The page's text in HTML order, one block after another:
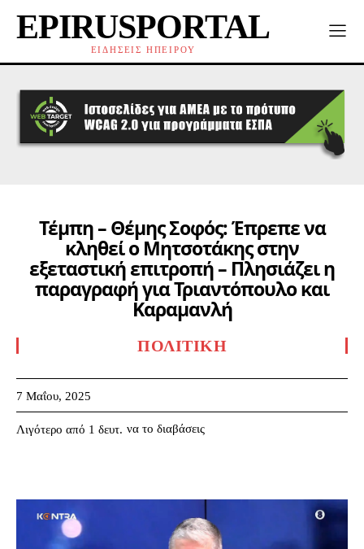
EPIRUSPORTAL
ΕΙΔΗΣΕΙΣ ΗΠΕΙΡΟΥ
Τέμπη – Θέμης Σοφός: Έπρεπε να
κληθεί ο Μητσοτάκης στην
εξεταστική επιτροπή – Πλησιάζει η
παραγραφή για Τριαντόπουλο και
Καραμανλή
ΠΟΛΙΤΙΚΉ
7 Μαΐου, 2025
Λιγότερο από 1 δευτ. να το διαβάσεις